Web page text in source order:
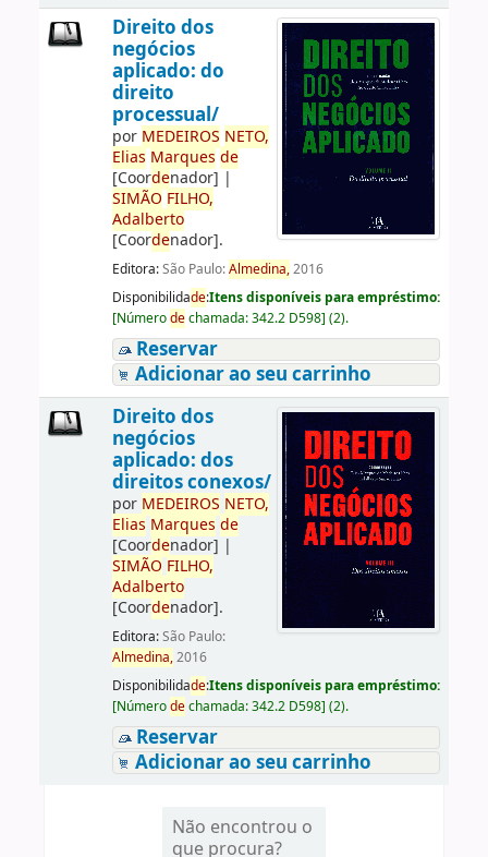
Direito dos
negócios
aplicado: do
direito
processual/
por MEDEIROS NETO,
Elias Marques de
[Coordenador] |
SIMÃO FILHO,
Adalberto
[Coordenador].
Editora:São Paulo:Almedina,2016
Disponibilidade:Itens disponíveis para empréstimo:
[Númerodechamada:342.2 D598] (2).
Reservar
Adicionar ao seu carrinho
Direito dos
negócios
aplicado: dos
direitos conexos/
por MEDEIROS NETO,
Elias Marques de
[Coordenador] |
SIMÃO FILHO,
Adalberto
[Coordenador].
Editora:São Paulo:
Almedina,2016
Disponibilidade:Itens disponíveis para empréstimo:
[Númerodechamada:342.2 D598] (2).
Reservar
Adicionar ao seu carrinho
Não encontrou o
que procura?